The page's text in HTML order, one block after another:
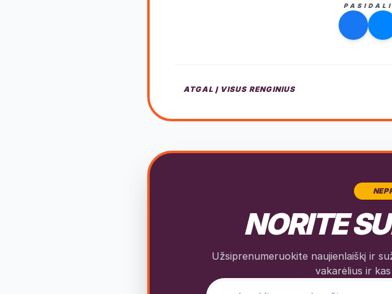
ATGAL Į VISUS RENGINIUS
NORITE
Užsiprenumeruokite naujienlaiškį ir
vakarėlius ir
El. pašto adresas naujienlaiškiui